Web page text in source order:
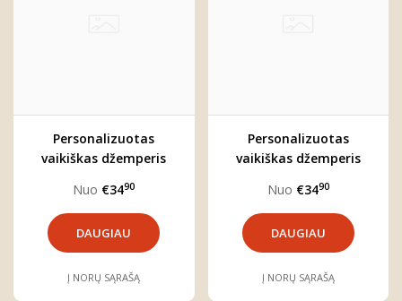
Personalizuotas
vaikiškas džemperis
Nuo €3490
DAUGIAU
Į NORŲ SĄRAŠĄ
Personalizuotas
vaikiškas džemperis
Nuo €3490
DAUGIAU
Į NORŲ SĄRAŠĄ